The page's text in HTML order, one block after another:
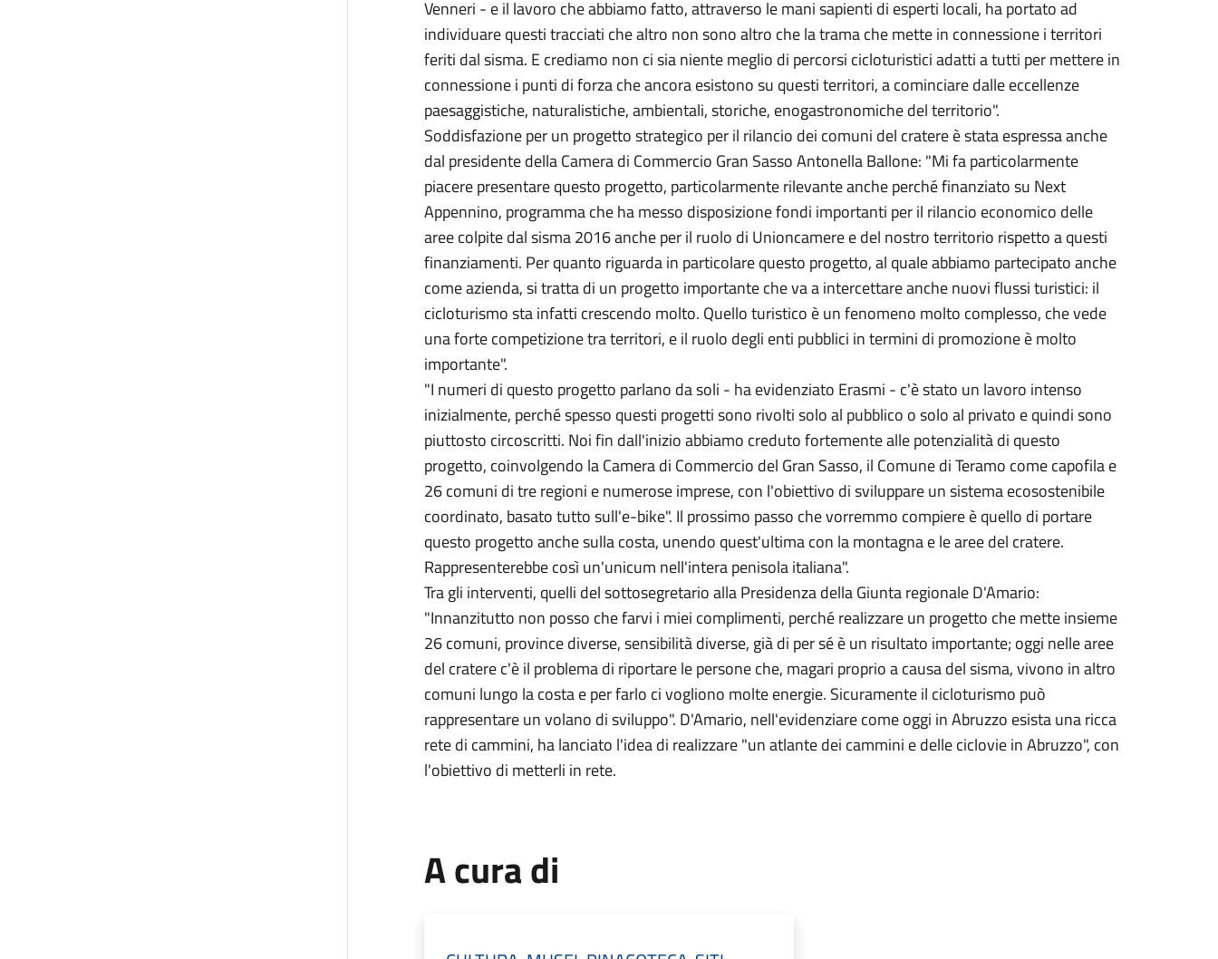
Venneri - e il lavoro che abbiamo fatto, attraverso le mani sapienti di esperti locali, ha portato ad
individuare questi tracciati che altro non sono altro che la trama che mette in connessione i territori
feriti dal sisma. E crediamo non ci sia niente meglio di percorsi cicloturistici adatti a tutti per mettere in
connessione i punti di forza che ancora esistono su questi territori, a cominciare dalle eccellenze
paesaggistiche, naturalistiche, ambientali, storiche, enogastronomiche del territorio".
Soddisfazione per un progetto strategico per il rilancio dei comuni del cratere è stata espressa anche
dal presidente della Camera di Commercio Gran Sasso Antonella Ballone: "Mi fa particolarmente
piacere presentare questo progetto, particolarmente rilevante anche perché finanziato su Next
Appennino, programma che ha messo disposizione fondi importanti per il rilancio economico delle
aree colpite dal sisma 2016 anche per il ruolo di Unioncamere e del nostro territorio rispetto a questi
finanziamenti. Per quanto riguarda in particolare questo progetto, al quale abbiamo partecipato anche
come azienda, si tratta di un progetto importante che va a intercettare anche nuovi flussi turistici: il
cicloturismo sta infatti crescendo molto. Quello turistico è un fenomeno molto complesso, che vede
una forte competizione tra territori, e il ruolo degli enti pubblici in termini di promozione è molto
importante".
"I numeri di questo progetto parlano da soli - ha evidenziato Erasmi - c'è stato un lavoro intenso
inizialmente, perché spesso questi progetti sono rivolti solo al pubblico o solo al privato e quindi sono
piuttosto circoscritti. Noi fin dall'inizio abbiamo creduto fortemente alle potenzialità di questo
progetto, coinvolgendo la Camera di Commercio del Gran Sasso, il Comune di Teramo come capofila e
26 comuni di tre regioni e numerose imprese, con l'obiettivo di sviluppare un sistema ecosostenibile
coordinato, basato tutto sull'e-bike". Il prossimo passo che vorremmo compiere è quello di portare
questo progetto anche sulla costa, unendo quest'ultima con la montagna e le aree del cratere.
Rappresenterebbe così un'unicum nell'intera penisola italiana".
Tra gli interventi, quelli del sottosegretario alla Presidenza della Giunta regionale D'Amario:
"Innanzitutto non posso che farvi i miei complimenti, perché realizzare un progetto che mette insieme
26 comuni, province diverse, sensibilità diverse, già di per sé è un risultato importante; oggi nelle aree
del cratere c'è il problema di riportare le persone che, magari proprio a causa del sisma, vivono in altro
comuni lungo la costa e per farlo ci vogliono molte energie. Sicuramente il cicloturismo può
rappresentare un volano di sviluppo". D'Amario, nell'evidenziare come oggi in Abruzzo esista una ricca
rete di cammini, ha lanciato l'idea di realizzare "un atlante dei cammini e delle ciclovie in Abruzzo", con
l'obiettivo di metterli in rete.
A cura di